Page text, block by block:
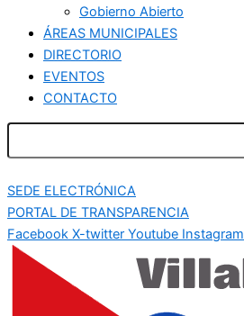
Gobierno Abierto
ÁREAS MUNICIPALES
DIRECTORIO
EVENTOS
CONTACTO
SEDE ELECTRÓNICA
PORTAL DE TRANSPARENCIA
Facebook X-twitter Youtube Instagram